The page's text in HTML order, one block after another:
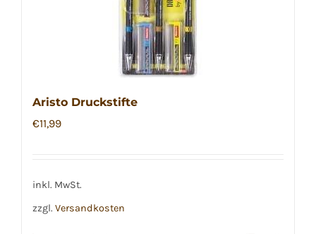
Aristo Druckstifte
€11,99
inkl. MwSt.
zzgl. Versandkosten